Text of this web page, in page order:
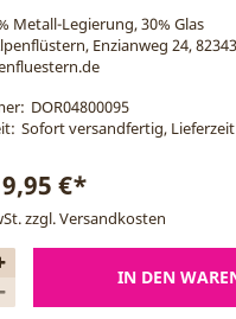
Metall-Legierung, 30% Glas
Enzianweg 24,
DOR04800095
Sofort versandfertig, Lieferzeit
€*
zzgl.Versandkosten
IN DEN